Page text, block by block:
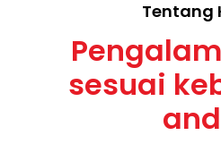
Tentang
sesuai